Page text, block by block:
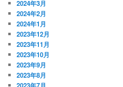
2024年3月
2024年2月
2024年1月
2023年12月
2023年11月
2023年10月
2023年9月
2023年8月
2023年7月